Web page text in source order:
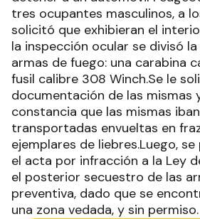
tres ocupantes masculinos, a
solicitó que exhibieran el
la inspección ocular se divisó
armas de fuego: una carabina
fusil calibre 308 Winch.Se le
documentación de las mismas
constancia que las mismas
transportadas envueltas en
ejemplares de liebres.Luego,
el acta por infracción a la Ley
el posterior secuestro de las
preventiva, dado que se
una zona vedada, y sin permiso.